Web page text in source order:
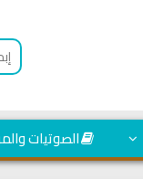
الصوتيات